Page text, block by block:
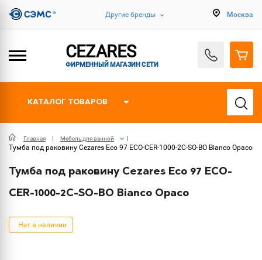
Другие бренды Москва
CEZARES
ФИРМЕННЫЙ МАГАЗИН СЕТИ
КАТАЛОГ ТОВАРОВ
Главная Мебель для ванной
Тумба под раковину Cezares Eco 97 ECO-CER-1000-2C-SO-BO Bianco Opaco
Тумба под раковину Cezares Eco 97 ECO-
CER-1000-2C-SO-BO Bianco Opaco
Нет в наличии